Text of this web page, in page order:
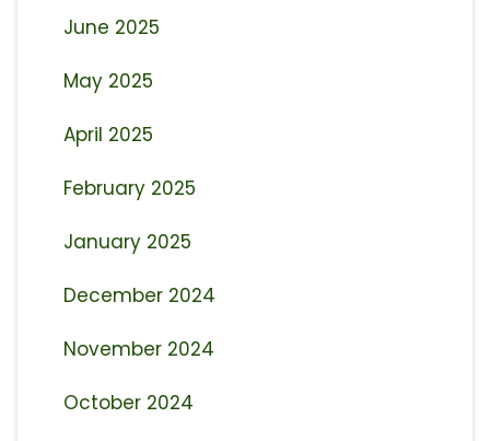
June 2025
May 2025
April 2025
February 2025
January 2025
December 2024
November 2024
October 2024